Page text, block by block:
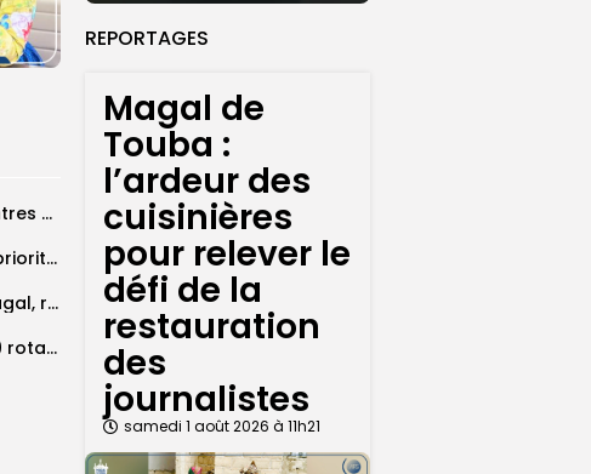
REPORTAGES
Magal de
Touba :
l’ardeur des
cuisinières
pour relever le
défi de la
restauration
des
journalistes
samedi 1 août 2026 à 11h21
Magal 2026 : la SEN-CSU ouvre deux centres d’enrôlement à Touba
Retrouver le statut A de la CNDH : ”une priorité nationale”, selon...
Abdoulaye Faye, cocher le temps du Magal, rêve d’un lendemain meilleur
Magal 2026 : Dakar Dem Dikk mobilise 939 rotations et transporte près...